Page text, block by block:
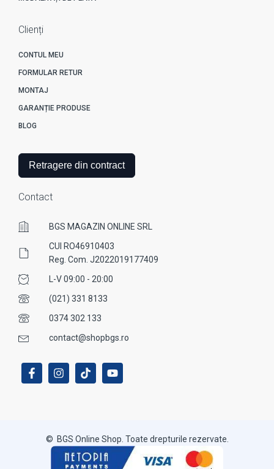
Clienți
CONTUL MEU
FORMULAR RETUR
MONTAJ
GARANȚIE PRODUSE
BLOG
Retragere din contract
Contact
BGS MAGAZIN ONLINE SRL
CUI RO46910403
Reg. Com. J2022019177409
L-V 09:00 - 20:00
(021) 331 8133
0374 302 133
contact@shopbgs.ro
© BGS Online Shop. Toate drepturile rezervate.